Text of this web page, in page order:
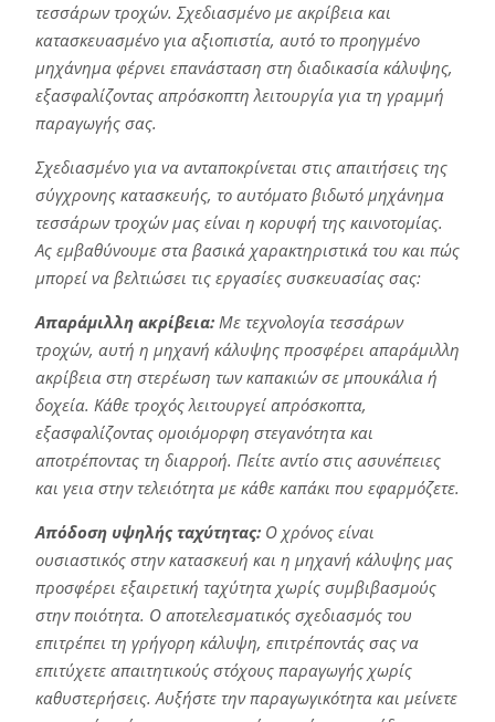
τεσσάρων τροχών. Σχεδιασμένο με ακρίβεια και
κατασκευασμένο για αξιοπιστία, αυτό το προηγμένο
μηχάνημα φέρνει επανάσταση στη διαδικασία κάλυψης,
εξασφαλίζοντας απρόσκοπτη λειτουργία για τη γραμμή
παραγωγής σας.
Σχεδιασμένο για να ανταποκρίνεται στις απαιτήσεις της
σύγχρονης κατασκευής, το αυτόματο βιδωτό μηχάνημα
τεσσάρων τροχών μας είναι η κορυφή της καινοτομίας.
Ας εμβαθύνουμε στα βασικά χαρακτηριστικά του και πώς
μπορεί να βελτιώσει τις εργασίες συσκευασίας σας:
Απαράμιλλη ακρίβεια:Με τεχνολογία τεσσάρων
τροχών, αυτή η μηχανή κάλυψης προσφέρει απαράμιλλη
ακρίβεια στη στερέωση των καπακιών σε μπουκάλια ή
δοχεία. Κάθε τροχός λειτουργεί απρόσκοπτα,
εξασφαλίζοντας ομοιόμορφη στεγανότητα και
αποτρέποντας τη διαρροή. Πείτε αντίο στις ασυνέπειες
και γεια στην τελειότητα με κάθε καπάκι που εφαρμόζετε.
Απόδοση υψηλής ταχύτητας:Ο χρόνος είναι
ουσιαστικός στην κατασκευή και η μηχανή κάλυψης μας
προσφέρει εξαιρετική ταχύτητα χωρίς συμβιβασμούς
στην ποιότητα. Ο αποτελεσματικός σχεδιασμός του
επιτρέπει τη γρήγορη κάλυψη, επιτρέποντάς σας να
επιτύχετε απαιτητικούς στόχους παραγωγής χωρίς
καθυστερήσεις. Αυξήστε την παραγωγικότητα και μείνετε